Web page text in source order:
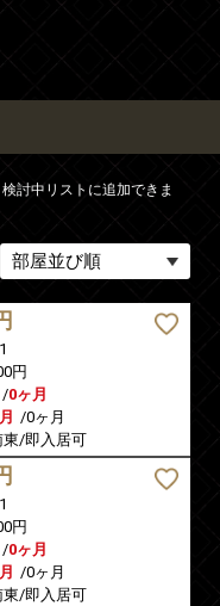
討中リストに追加できま
円
/0ヶ月
/0ヶ月
東/即入居可
円
/0ヶ月
/0ヶ月
東/即入居可